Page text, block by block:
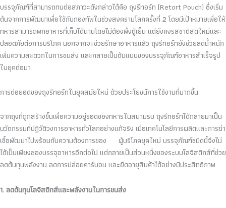
บรรจุภัณฑ์ที่สามารถทนต่อสภาวะดังกล่าวได้คือ ถุงรีทอร์ท (Retort Pouch) ซึ่งเริ่ม
ต้นจากการพัฒนาเพื่อใช้กับกองทัพในช่วงสงครามโลกครั้งที่ 2 โดยมีเป้าหมายเพื่อให้
ทหารสามารถพกอาหารที่เก็บได้นานโดยไม่ต้องพึ่งตู้เย็น แต่ยังคงรสชาติสดใหม่และ
ปลอดภัยต่อการบริโภค นอกจากจะช่วยรักษาอาหารแล้ว ถุงรีทอร์ทยังช่วยลดน้ำหนัก
เพิ่มความสะดวกในการขนส่ง และกลายเป็นต้นแบบของบรรจุภัณฑ์อาหารสำเร็จรูป
ในยุคต่อมา
การต่อยอดของถุงรีทอร์ทในยุคสมัยใหม่ ด้วยประโยชน์การใช้งานที่มากขึ้น
จากถุงที่ถูกสร้างขึ้นเพื่อความอยู่รอดของทหารในสนามรบ ถุงรีทอร์ทได้กลายมาเป็น
นวัตกรรมที่ปฏิวัติวงการอาหารทั่วโลกอย่างแท้จริง เมื่อเทคโนโลยีการผลิตและการฆ่า
เชื้อพัฒนาไปพร้อมกับความต้องการของ ผู้บริโภคยุคใหม่ บรรจุภัณฑ์ชนิดนี้จึงไม่
ได้เป็นเพียงซองบรรจุอาหารอีกต่อไป แต่กลายเป็นส่วนหนึ่งของระบบโลจิสติกส์ที่ช่วย
ลดต้นทุนพลังงาน ลดการปล่อยคาร์บอน และยืดอายุสินค้าได้อย่างมีประสิทธิภาพ
1. ลดต้นทุนโลจิสติกส์และพลังงานในการขนส่ง